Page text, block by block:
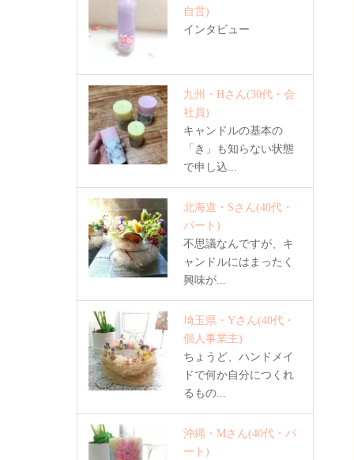
自営)
インタビュー
九州・Hさん(30代・会
社員)
キャンドルの基本の
「き」も知らない状態
で申し込...
北海道・Sさん(40代・
パート)
不思議なんですが、キ
ャンドルにはまったく
興味が...
埼玉県・Yさん(40代・
個人事業主)
ちょうど、ハンドメイ
ドで何か自分につくれ
るもの...
沖縄・Mさん(40代・パ
ート)